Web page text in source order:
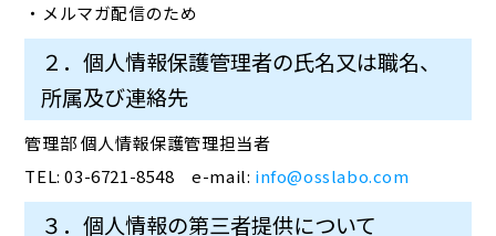
・メルマガ配信のため
２．個人情報保護管理者の氏名又は職名、
所属及び連絡先
管理部 個人情報保護管理担当者
TEL: 03-6721-8548 e-mail: info@osslabo.com
３．個人情報の第三者提供について